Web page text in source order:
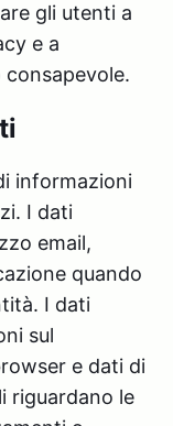
gli utenti a
e a
informazioni
I dati
email,
quando
I dati
sul
e dati di
riguardano le